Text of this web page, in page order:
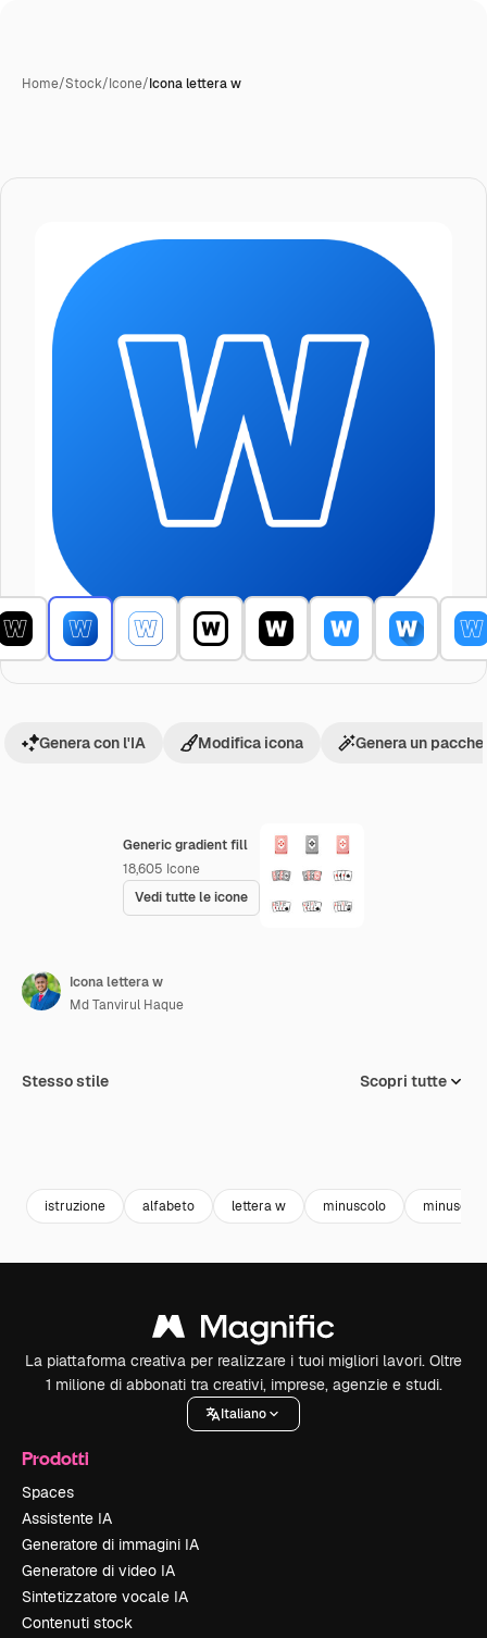
Home/Stock/Icone/Icona lettera w
Generic gradient fill
18,605 Icone
Vedi tutte le icone
Genera con l'IA Modifica icona Genera un
Icona lettera w
Md Tanvirul Haque
Stesso stile Scopri tutte
istruzione alfabeto lettera w minuscolo minuscolo
La piattaforma creativa per realizzare i tuoi migliori lavori. Oltre
1 milione di abbonati tra creativi, imprese, agenzie e studi.
Italiano
Prodotti
Spaces
Assistente IA
Generatore di immagini IA
Generatore di video IA
Sintetizzatore vocale IA
Contenuti stock